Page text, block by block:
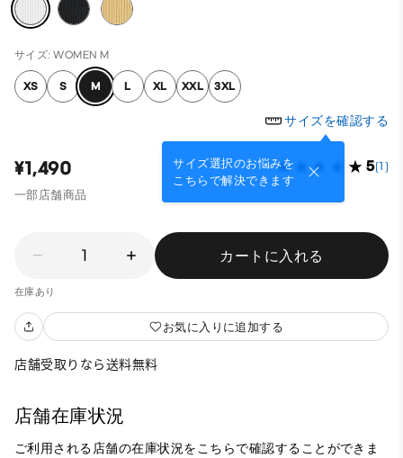
サイズ: WOMEN M
XS S M L XL XXL 3XL
サイズを確認する
サイズ選択のお悩みを
こちらで解決できます
¥1,490 5(1)
一部店舗商品
1 カートに入れる
在庫あり
お気に入りに追加する
店舗受取りなら送料無料
店舗在庫状況
ご利用される店舗の在庫状況をこちらで確認することができま